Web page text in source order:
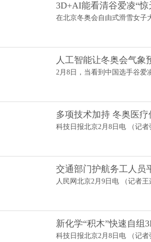
3D+AI能看清谷爱凌“
在北京冬奥会自由式滑雪女子
人工智能让冬奥会气象
2月8日，当看到中国选手谷爱
多项技术加持 冬奥医疗
科技日报北京2月8日电 （记
交通部门护航务工人员
人民网北京2月9日电 （记者
新化学“积木”快速自组
科技日报北京2月8日电 （记